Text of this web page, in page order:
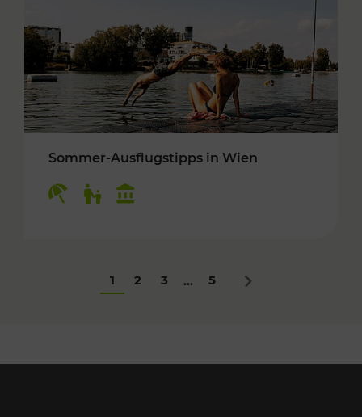
Sommer-Ausflugstipps in Wien
1 2 3 ... 5 Nächstes